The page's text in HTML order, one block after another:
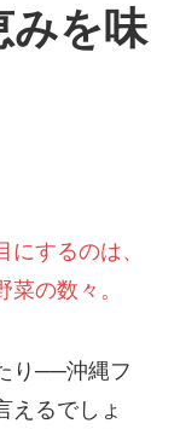
みを味
するのは、
の数々。
り──沖縄フ
えるでしょ